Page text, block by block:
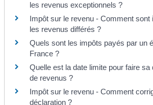
les revenus exceptionnels ?
Impôt sur le revenu - Comment sont
les revenus différés ?
Quels sont les impôts payés par un
France ?
Quelle est la date limite pour faire sa
de revenus ?
Impôt sur le revenu - Comment
déclaration ?